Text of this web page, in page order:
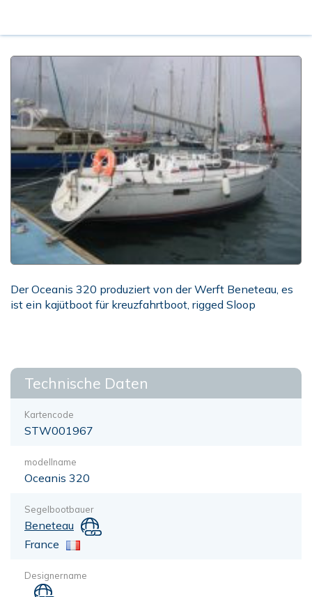
Der Oceanis 320 produziert von der Werft Beneteau, es
ist ein kajütboot für kreuzfahrtboot, rigged Sloop
Technische Daten
Kartencode
STW001967
modellname
Oceanis 320
Segelbootbauer
Beneteau
France
Designername